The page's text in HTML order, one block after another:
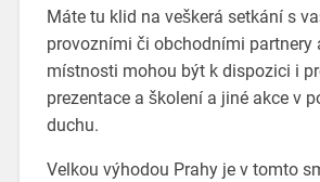
Máte tu klid na veškerá setkání s
provozními či obchodními partnery
místnosti mohou být k dispozici i
prezentace a školení a jiné akce v
duchu.
Velkou výhodou Prahy je v tomto